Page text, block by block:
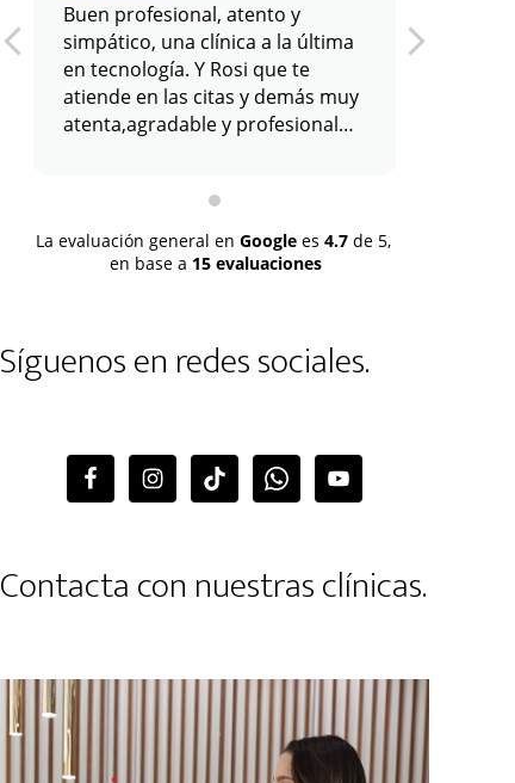
Buen profesional, atento y
simpático, una clínica a la última
en tecnología. Y Rosi que te
atiende en las citas y demás muy
atenta,agradable y profesional
La evaluación general en Google es 4.7 de 5,
en base a 15 evaluaciones
Síguenos en redes sociales.
Contacta con nuestras clínicas.